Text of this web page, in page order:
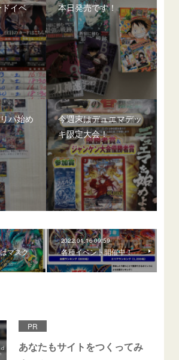
イベ
本日発売です！
パ始め
今週末はデュエマデッ
キ限定大会！
マスク
2022.01.16 09:59
各種イベント開催中！
PR
あなたもサイトをつくってみ